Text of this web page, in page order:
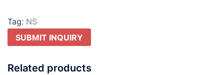
Tag: NS
SUBMIT INQUIRY
Related products